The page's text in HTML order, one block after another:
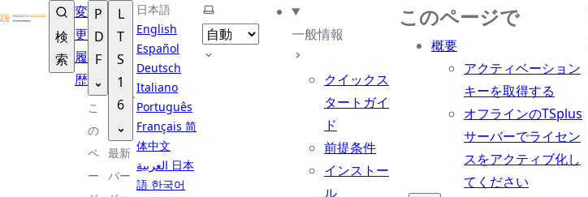
TSplus ドキュメンテーション ®
検
索
変
更
履
歴
P
D
F
こ
の
ペ
ー
L
T
S
1
6
最新
バー
日本語
English
Español
Deutsch
Italiano
Português
Français简
体中文
日本
語 한국어
テーマを選択
一般情報
クイックス
タートガイ
ド
前提条件
インストー
ル
このページで
概要
アクティベーション
キーを取得する
オフラインのTSplus
サーバーでライセン
スをアクティブ化し
てください